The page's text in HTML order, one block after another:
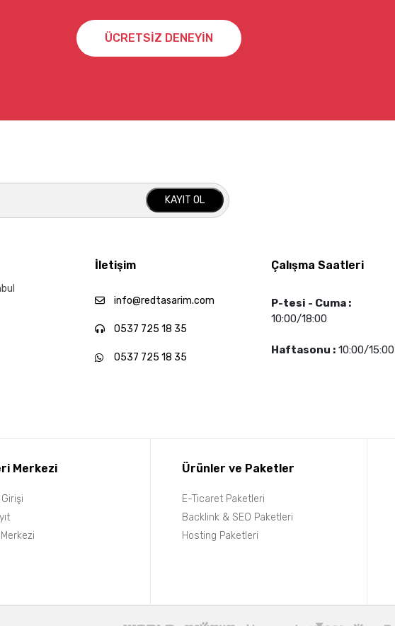
ÜCRETSİZ DENEYİN
KAYIT OL
İletişim
info@redtasarim.com
0537 725 18 35
0537 725 18 35
Çalışma Saatleri
P-tesi - Cuma :
10:00/18:00
Haftasonu : 10:00/15:00
Merkezi Ürünler ve Paketler
E-Ticaret Paketleri
Backlink & SEO Paketleri
Hosting Paketleri